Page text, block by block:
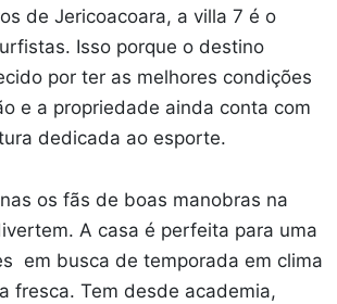
de Jericoacoara, a villa 7 é o
Isso porque o destino
por ter as melhores condições
e a propriedade ainda conta com
dedicada ao esporte.
os fãs de boas manobras na
A casa é perfeita para uma
em busca de temporada em clima
fresca. Tem desde academia,